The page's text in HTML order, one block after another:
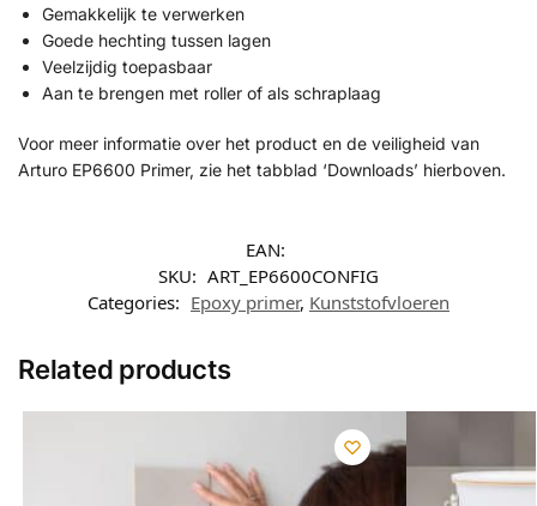
Gemakkelijk te verwerken
Goede hechting tussen lagen
Veelzijdig toepasbaar
Aan te brengen met roller of als schraplaag
Voor meer informatie over het product en de veiligheid van
Arturo EP6600 Primer, zie het tabblad ‘Downloads’ hierboven.
EAN:
SKU: ART_EP6600CONFIG
Categories: Epoxy primer, Kunststofvloeren
Related products